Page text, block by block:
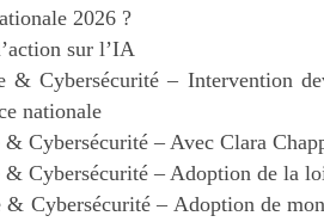
2026 ?
sur l’IA
& Cybersécurité – Intervention
nationale
Cybersécurité – Avec Clara
& Cybersécurité – Adoption de la
& Cybersécurité – Adoption de